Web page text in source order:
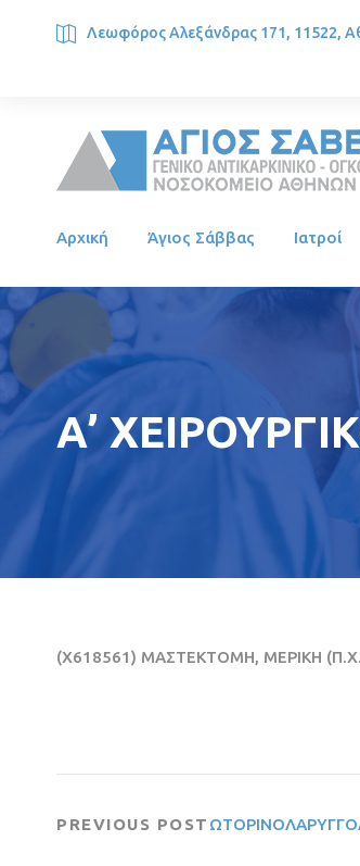
Λεωφόρος Αλεξάνδρας 171, 11522,
Αρχική Άγιος Σάββας Ιατροί
Α’
(X618561) ΜΑΣΤΕΚΤΟΜΗ, ΜΕΡΙΚΗ
PREVIOUS POST